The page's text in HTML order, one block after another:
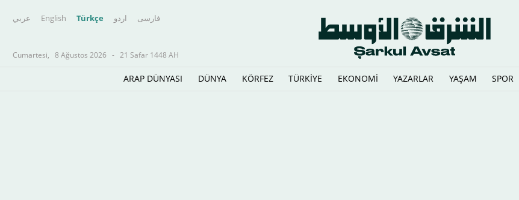
عربي English Türkçe اردو فارسى
Cumartesi, 8 Ağustos 2026 - 21 Safar 1448 AH
ARAP DÜNYASI DÜNYA KÖRFEZ TÜRKİYE EKONOMİ YAZARLAR YAŞAM SPOR